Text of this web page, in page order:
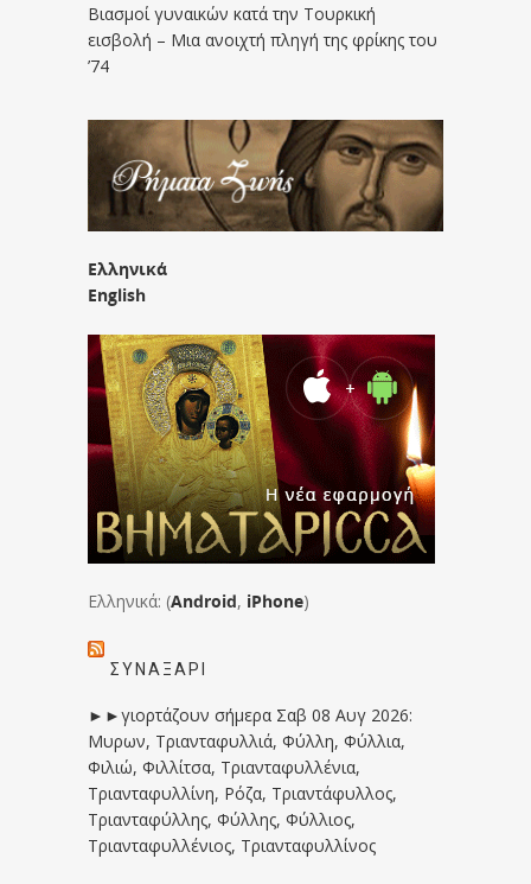
Βιασμοί γυναικών κατά την Τουρκική
εισβολή – Μια ανοιχτή πληγή της φρίκης του
’74
Ελληνικά
English
Ελληνικά: (Android, iPhone)
ΣΥΝΑΞΆΡΙ
►►γιορτάζουν σήμερα Σαβ 08 Αυγ 2026:
Μυρων, Τριανταφυλλιά, Φύλλη, Φύλλια,
Φιλιώ, Φιλλίτσα, Τριανταφυλλένια,
Τριανταφυλλίνη, Ρόζα, Τριαντάφυλλος,
Τριανταφύλλης, Φύλλης, Φύλλιος,
Τριανταφυλλένιος, Τριανταφυλλίνος